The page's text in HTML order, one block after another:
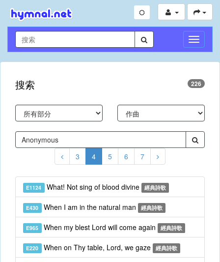
切
換
導
搜索 226
3 4 5 6 7
E1124 What! Not sing of blood divine 經典詩歌
E430 When I am in the natural man 經典詩歌
E965 When my blest Lord will come again 經典詩歌
E220 When on Thy table, Lord, we gaze 經典詩歌